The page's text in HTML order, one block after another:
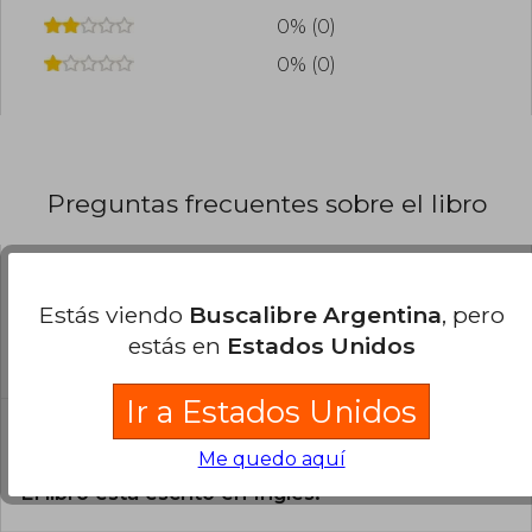
0% (0)
0% (0)
Preguntas frecuentes sobre el libro
Todos los libros de nuestro
catálogo son Originales.
¿En qué Idioma está escrito el
El libro está escrito en Inglés.
Estás viendo Buscalibre Argentina, pero
estás en Estados Unidos
Ir a Estados Unidos
Me quedo aquí